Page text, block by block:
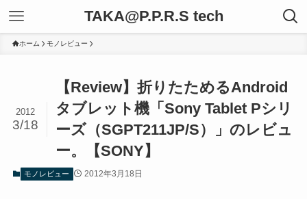
TAKA@P.P.R.S tech
ホーム モノレビュー
【Review】折りたためるAndroid
タブレット機「Sony Tablet Pシリ
ーズ（SGPT211JP/S）」のレビュ
ー。【SONY】
2012
3/18
モノレビュー 2012年3月18日